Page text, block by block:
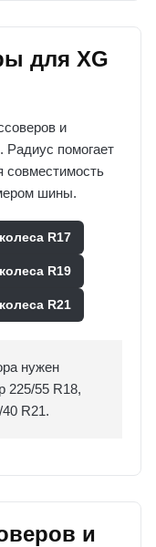
для XG
и
Радиус помогает
совместимость
шины.
R17
R19
R21
нужен
225/55 R18,
R21.
и